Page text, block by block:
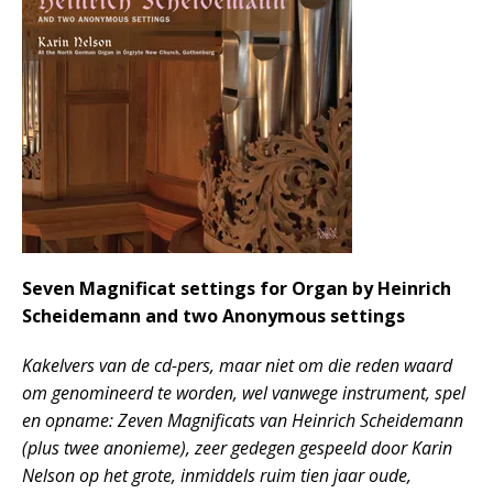
Seven Magnificat settings for Organ by Heinrich
Scheidemann and two Anonymous settings
Kakelvers van de cd-pers, maar niet om die reden waard
om genomineerd te worden, wel vanwege instrument, spel
en opname: Zeven Magnificats van Heinrich Scheidemann
(plus twee anonieme), zeer gedegen gespeeld door Karin
Nelson op het grote, inmiddels ruim tien jaar oude,